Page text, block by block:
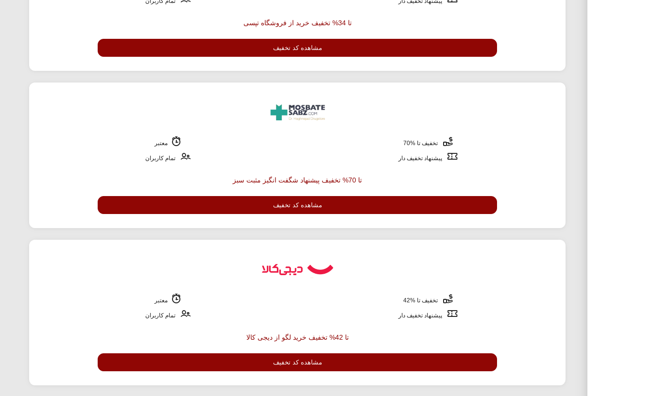
تا 34% تخفیف خرید از فروشگاه تپسی
مشاهده کد تخفیف
تخفیف تا %70 معتبر
پیشنهاد تخفیف دار تمام کاربران
تا 70% تخفیف پیشنهاد شگفت انگیز مثبت سبز
مشاهده کد تخفیف
تخفیف تا %42 معتبر
پیشنهاد تخفیف دار تمام کاربران
تا 42% تخفیف خرید لگو از دیجی کالا
مشاهده کد تخفیف